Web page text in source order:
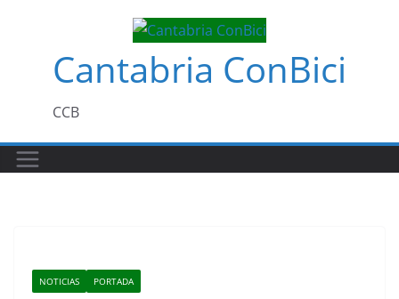
contenidoCantabria ConBici
CCB
NOTICIAS PORTADA